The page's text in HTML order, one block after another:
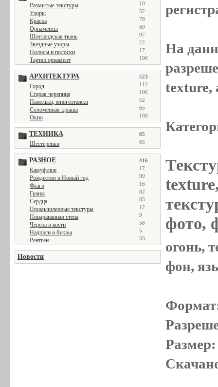
Размытые текстуры 10
Узоры 52
Краска 78
Орнаменты 60
Шотландская ткань 97
Звездные узоры 22
Полосы и полоски 17
Тартан орнамент 196
АРХИТЕКТУРА 523
Город 112
Старая черепица 106
Панельки, многоэтажки 52
Соломенная крыша 65
Окно 188
ТЕХНИКА 85
Шестеренки 85
РАЗНОЕ 416
Камуфляж 17
Рождество и Новый год 99
Флаги 16
Гранж 82
Сердца 85
Промышленные текстуры 12
Поцарапанная стена 9
Черепа и кости 58
Надписи и буквы 5
Рентген 33
Новости
На
texture,
фото,
огонь,
фон,